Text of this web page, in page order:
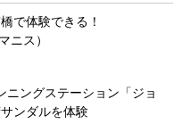
で体験できる！
ニス）
ニングステーション「ジョ
ンダルを体験